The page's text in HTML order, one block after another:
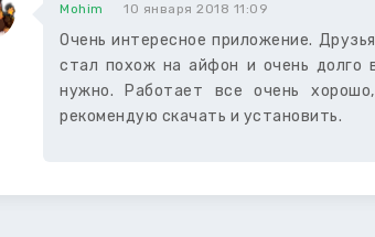
Mohim 10 января 2018 11:09
Очень интересное приложение.
стал похож на айфон и очень долго
нужно. Работает все очень
рекомендую скачать и установить.